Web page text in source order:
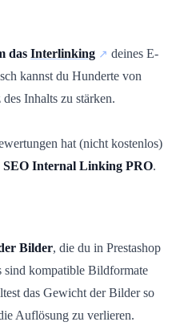
das Interlinking
deines E-
kannst du Hunderte von
Inhalts zu stärken.
hat (nicht kostenlos)
SEO Internal Linking PRO.
Bilder, die du in Prestashop
sind kompatible Bildformate
das Gewicht der Bilder so
Auflösung zu verlieren.